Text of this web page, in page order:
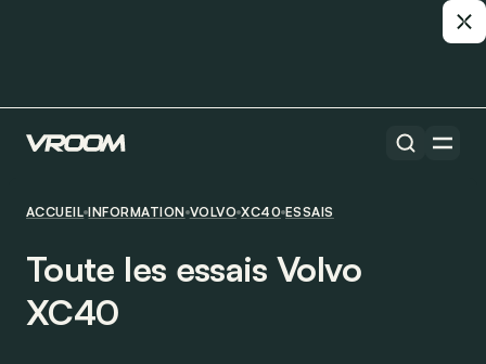
ACCUEIL INFORMATION VOLVO XC40 ESSAIS
Toute les essais Volvo
XC40